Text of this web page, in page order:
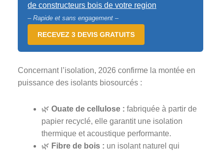
de constructeurs bois de votre region
– Rapide et sans engagement –
RECEVEZ 3 DEVIS GRATUITS
Concernant l’isolation, 2026 confirme la montée en
puissance des isolants biosourcés :
🌿 Ouate de cellulose : fabriquée à partir de
papier recyclé, elle garantit une isolation
thermique et acoustique performante.
🌿 Fibre de bois : un isolant naturel qui